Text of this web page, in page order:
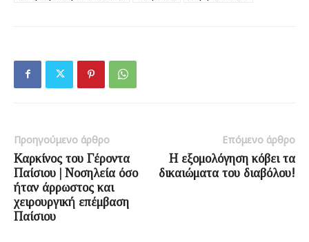
Προηγούμενο άρθρο
Καρκίνος του Γέροντα
Παίσιου | Νοσηλεία όσο
ήταν άρρωστος και
χειρουργική επέμβαση
Παίσιου
Επόμενο άρθρο
Η εξομολόγηση κόβει τα
δικαιώματα του διαβόλου!